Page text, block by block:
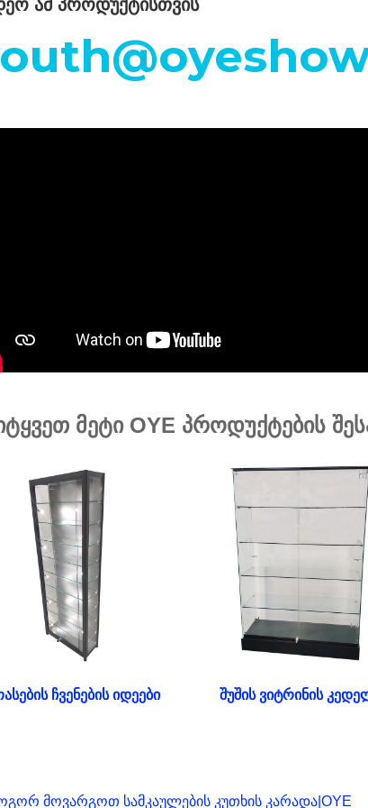
ამ პროდუქტისთვის
მეტი OYE პროდუქტების
ჩვენების იდეები შუშის ვიტრინის
მოვარგოთ სამკაულების კუთხის კარადა|OYE